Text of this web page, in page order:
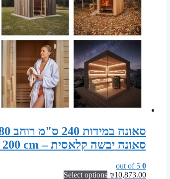
סאונה יבשה קלאסית – Sauna width 240 cm x depth 180 cm x height 200 cm
0
₪10,873.00
Select options